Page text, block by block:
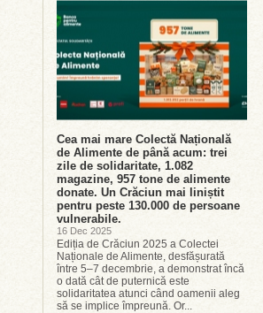
Cea mai mare Colectă Națională
de Alimente de până acum: trei
zile de solidaritate, 1.082
magazine, 957 tone de alimente
donate. Un Crăciun mai liniștit
pentru peste 130.000 de persoane
vulnerabile.
16 Dec 2025
Ediția de Crăciun 2025 a Colectei
Naționale de Alimente, desfășurată
între 5–7 decembrie, a demonstrat încă
o dată cât de puternică este
solidaritatea atunci când oamenii aleg
să se implice împreună. Or...